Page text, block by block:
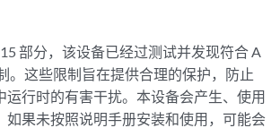
部分，该设备已经过测试并发现符合 A
。这些限制旨在提供合理的保护，防止
运行时的有害干扰。本设备会产生、使用
如果未按照说明手册安装和使用，可能会